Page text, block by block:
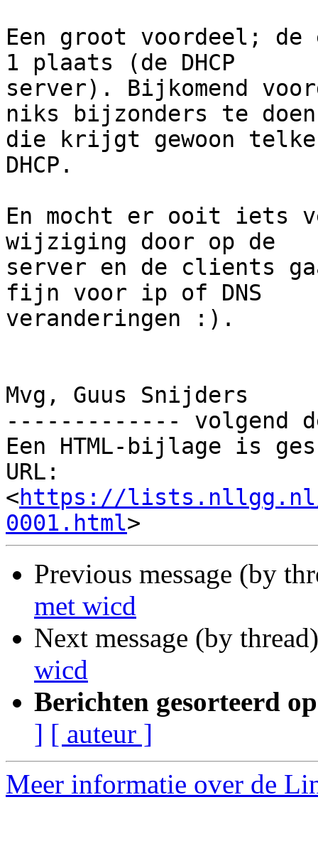
Een groot voordeel;
1 plaats (de DHCP
server). Bijkomend
niks bijzonders te
die krijgt gewoon
DHCP.
En mocht er ooit iets
wijziging door op de
server en de clients
fijn voor ip of DNS
veranderingen :).
Mvg, Guus Snijders
------------- volgend
Een HTML-bijlage is
URL:
<https://lists.nllgg.nl/
0001.html
Previous message (by
met wicd
Next message (by
wicd
Berichten gesorteerd
] [ auteur ]
Meer informatie over de